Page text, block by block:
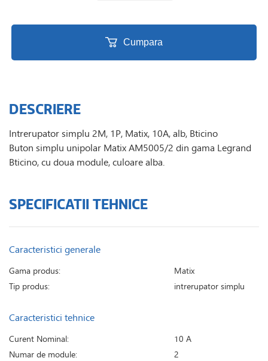
Cumpara
DESCRIERE
Intrerupator simplu 2M, 1P, Matix, 10A, alb, Bticino
Buton simplu unipolar Matix AM5005/2 din gama Legrand
Bticino, cu doua module, culoare alba.
SPECIFICATII TEHNICE
Caracteristici generale
Gama produs:
Matix
Tip produs:
intrerupator simplu
Caracteristici tehnice
Curent Nominal:
10 A
Numar de module:
2